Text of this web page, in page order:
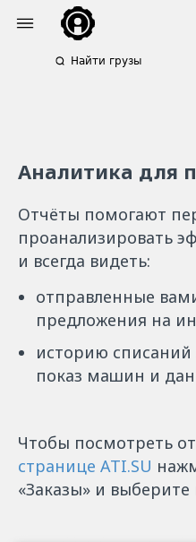
Найти грузы
Аналитика для
Отчёты помогают
проанализировать
и всегда видеть:
отправленные
предложения на
историю
показ машин и
Чтобы посмотреть
странице ATI.SU
«Заказы» и